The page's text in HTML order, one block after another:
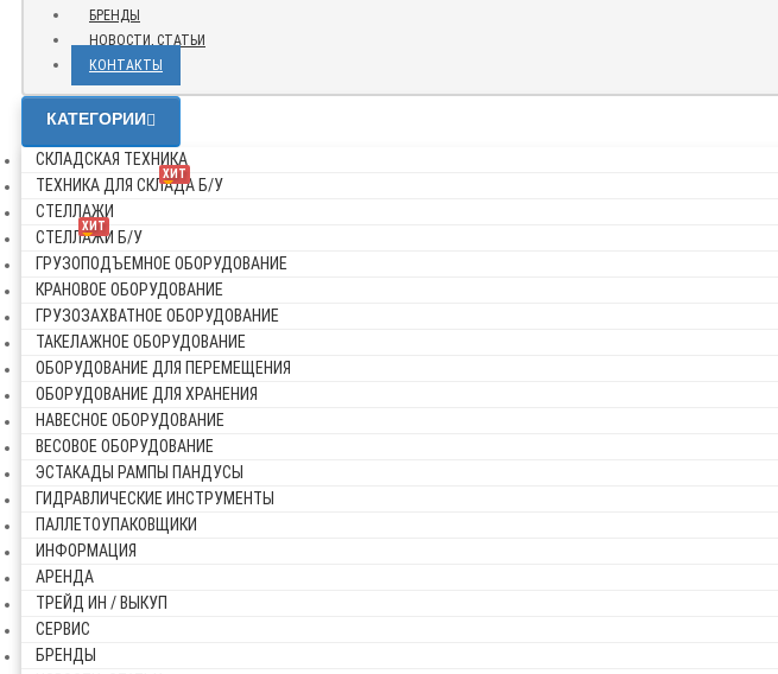
БРЕНДЫ
НОВОСТИ, СТАТЬИ
КОНТАКТЫ
КАТЕГОРИИ
СКЛАДСКАЯ ТЕХНИКА
ХИТ
ТЕХНИКА ДЛЯ СКЛАДА Б/У
СТЕЛЛАЖИ
ХИТ
СТЕЛЛАЖИ Б/У
ГРУЗОПОДЪЕМНОЕ ОБОРУДОВАНИЕ
КРАНОВОЕ ОБОРУДОВАНИЕ
ГРУЗОЗАХВАТНОЕ ОБОРУДОВАНИЕ
ТАКЕЛАЖНОЕ ОБОРУДОВАНИЕ
ОБОРУДОВАНИЕ ДЛЯ ПЕРЕМЕЩЕНИЯ
ОБОРУДОВАНИЕ ДЛЯ ХРАНЕНИЯ
НАВЕСНОЕ ОБОРУДОВАНИЕ
ВЕСОВОЕ ОБОРУДОВАНИЕ
ЭСТАКАДЫ РАМПЫ ПАНДУСЫ
ГИДРАВЛИЧЕСКИЕ ИНСТРУМЕНТЫ
ПАЛЛЕТОУПАКОВЩИКИ
ИНФОРМАЦИЯ
АРЕНДА
ТРЕЙД ИН / ВЫКУП
СЕРВИС
БРЕНДЫ